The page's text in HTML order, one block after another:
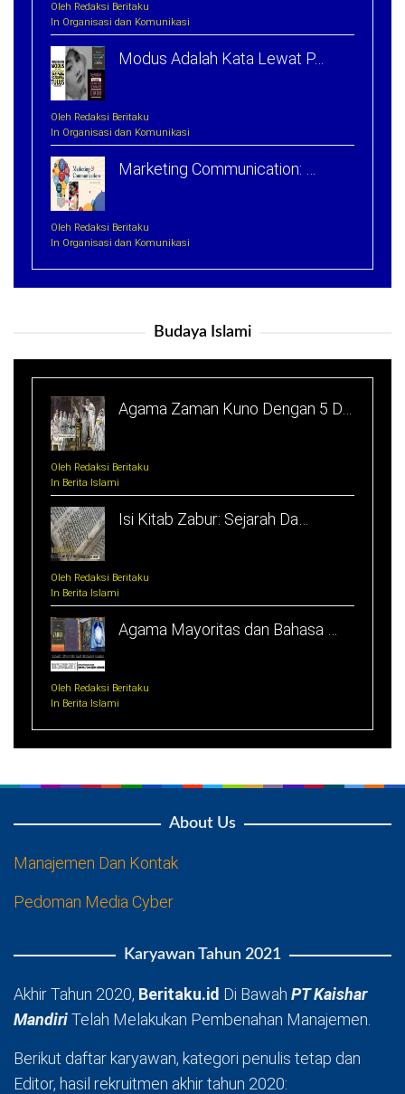
Oleh Redaksi Beritaku
In Organisasi dan Komunikasi
Modus Adalah Kata Lewat P…
Oleh Redaksi Beritaku
In Organisasi dan Komunikasi
Marketing Communication: …
Oleh Redaksi Beritaku
In Organisasi dan Komunikasi
Budaya Islami
Agama Zaman Kuno Dengan 5 D…
Oleh Redaksi Beritaku
In Berita Islami
Isi Kitab Zabur: Sejarah Da…
Oleh Redaksi Beritaku
In Berita Islami
Agama Mayoritas dan Bahasa …
Oleh Redaksi Beritaku
In Berita Islami
About Us
Manajemen Dan Kontak
Pedoman Media Cyber
Karyawan Tahun 2021
Akhir Tahun 2020, Beritaku.id Di Bawah PT Kaishar
MandiriTelah Melakukan Pembenahan Manajemen.
Berikut daftar karyawan, kategori penulis tetap dan
Editor, hasil rekruitmen akhir tahun 2020: